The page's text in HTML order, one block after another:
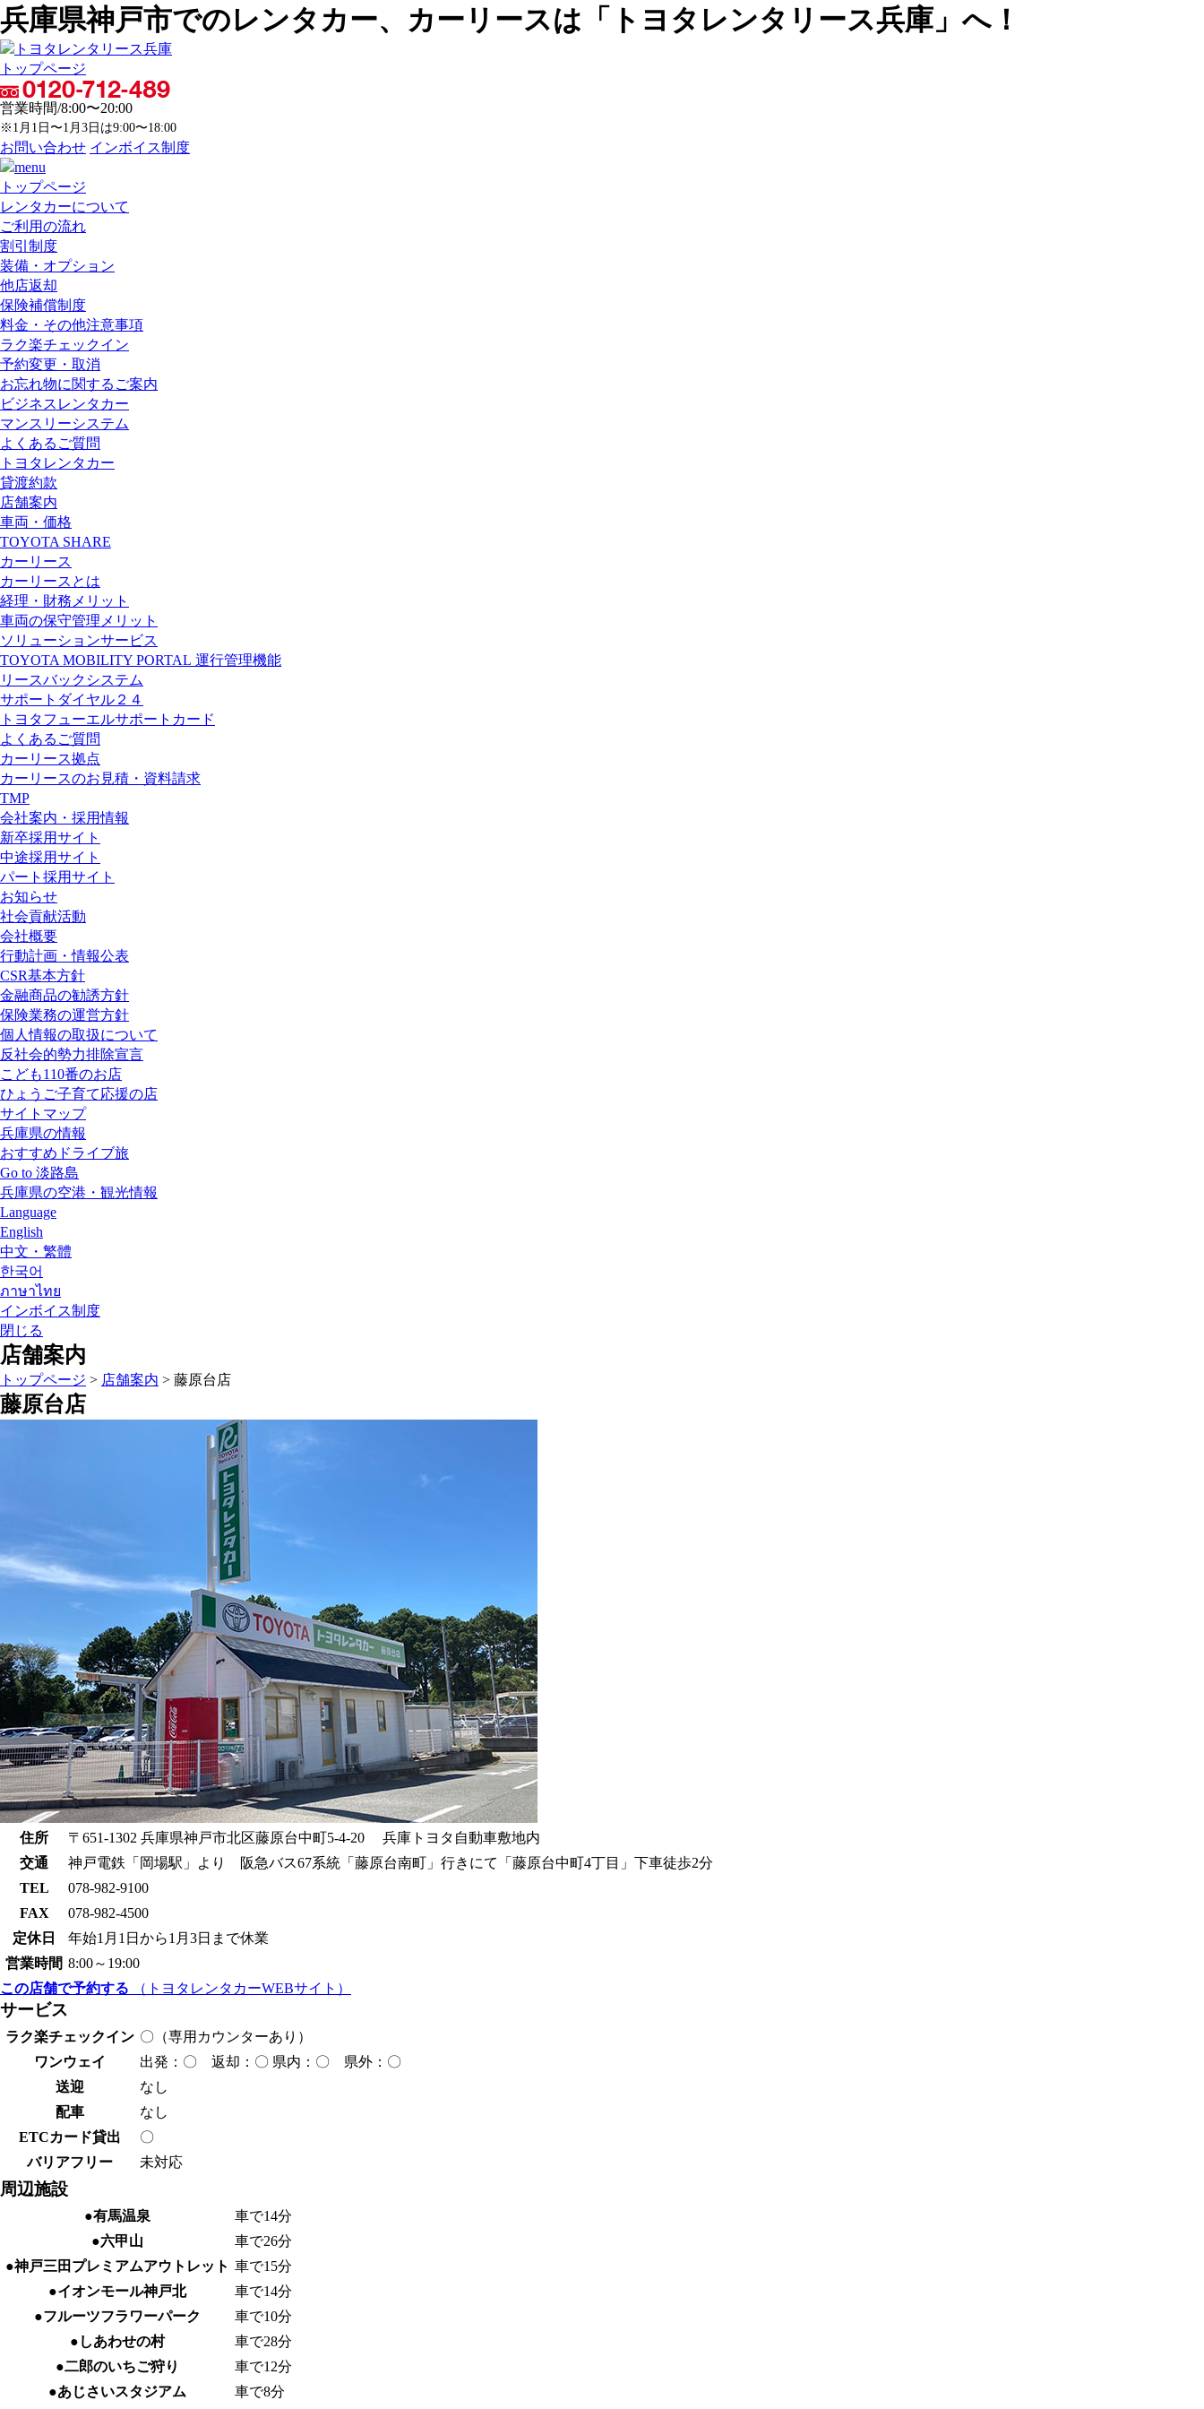
兵庫県神戸市でのレンタカー、カーリースは「トヨタレンタリース兵庫」へ！
トップページ
営業時間/8:00〜20:00
※1月1日〜1月3日は9:00〜18:00
お問い合わせ インボイス制度
トップページ
レンタカーについて
ご利用の流れ
割引制度
装備・オプション
他店返却
保険補償制度
料金・その他注意事項
ラク楽チェックイン
予約変更・取消
お忘れ物に関するご案内
ビジネスレンタカー
マンスリーシステム
よくあるご質問
トヨタレンタカー
貸渡約款
店舗案内
車両・価格
TOYOTA SHARE
カーリース
カーリースとは
経理・財務メリット
車両の保守管理メリット
ソリューションサービス
TOYOTA MOBILITY PORTAL 運行管理機能
リースバックシステム
サポートダイヤル２４
トヨタフューエルサポートカード
よくあるご質問
カーリース拠点
カーリースのお見積・資料請求
TMP
会社案内・採用情報
新卒採用サイト
中途採用サイト
パート採用サイト
お知らせ
社会貢献活動
会社概要
行動計画・情報公表
CSR基本方針
金融商品の勧誘方針
保険業務の運営方針
個人情報の取扱について
反社会的勢力排除宣言
こども110番のお店
ひょうご子育て応援の店
サイトマップ
兵庫県の情報
おすすめドライブ旅
Go to 淡路島
兵庫県の空港・観光情報
Language
English
中文・繁體
한국어
ภาษาไทย
インボイス制度
閉じる
店舗案内
トップページ > 店舗案内 > 藤原台店
藤原台店
住所
〒651-1302 兵庫県神戸市北区藤原台中町5-4-20 兵庫トヨタ自動車敷地内
交通
神戸電鉄「岡場駅」より 阪急バス67系統「藤原台南町」行きにて「藤原台中町4丁目」下車徒歩2分
TEL
078-982-9100
FAX
078-982-4500
定休日
年始1月1日から1月3日まで休業
営業時間 8:00～19:00
この店舗で予約する （トヨタレンタカーWEBサイト）
サービス
ラク楽チェックイン 〇（専用カウンターあり）
ワンウェイ
出発：〇 返却：〇 県内：〇 県外：〇
送迎
なし
配車
なし
ETCカード貸出
〇
バリアフリー
未対応
周辺施設
●有馬温泉
車で14分
●六甲山
車で26分
●神戸三田プレミアムアウトレット 車で15分
●イオンモール神戸北
車で14分
●フルーツフラワーパーク
車で10分
●しあわせの村
車で28分
●二郎のいちご狩り
車で12分
●あじさいスタジアム
車で8分